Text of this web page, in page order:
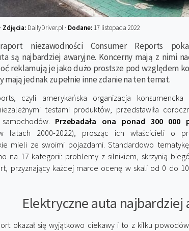
Zdjęcia: DailyDriver.pl · Dodane: 17 listopada 2022
niezawodności Consumer Reports
są najbardziej awaryjne. Koncerny mają z nimi
reklamują je jako dużo prostsze pod względem
mają jednak zupełnie inne zdanie na ten temat.
czyli amerykańska organizacja konsumencka
testami produktów, przedstawiła
Przebadała ona ponad 300 000
latach 2000-2022), prosząc ich właścicieli o
mieli ze swoimi pojazdami. Standardowo
na 17 kategorii: problemy z silnikiem, skrzynią
przyznający każdej marce ocenę w skali od 0 do
Elektryczne auta najbardziej
okazał się wyjątkowo ciekawy i to z kilku